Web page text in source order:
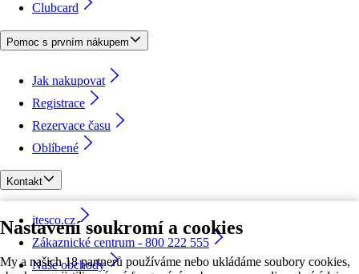
Nastavení soukromí a cookies
My a našich 18 partnerů používáme nebo ukládáme soubory cookies,
Clubcard
Pomoc s prvním nákupem
Jak nakupovat
Registrace
Rezervace času
Oblíbené
Kontakt
itesco.cz
Zákaznické centrum - 800 222 555
Naše obchody